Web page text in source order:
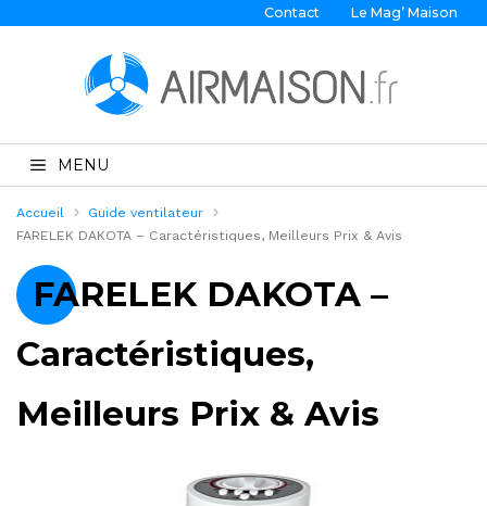
Contact Le Mag’ Maison
MENU
Accueil
Guide ventilateur
FARELEK DAKOTA – Caractéristiques, Meilleurs Prix & Avis
FARELEK DAKOTA –
Caractéristiques,
Meilleurs Prix & Avis